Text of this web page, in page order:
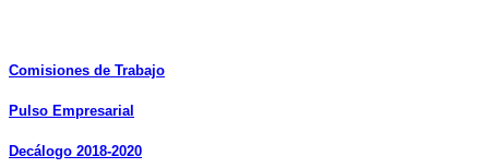
Comisiones de Trabajo
Pulso Empresarial
Decálogo 2018-2020